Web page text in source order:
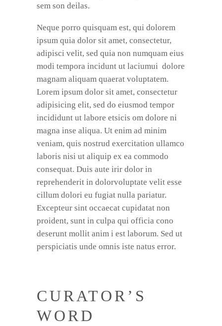
sem son deilas.
Neque porro quisquam est, qui dolorem
ipsum quia dolor sit amet, consectetur,
adipisci velit, sed quia non numquam eius
modi tempora incidunt ut laciumui dolore
magnam aliquam quaerat voluptatem.
Lorem ipsum dolor sit amet, consectetur
adipisicing elit, sed do eiusmod tempor
incididunt ut labore etsicis om dolore ni
magna inse aliqua. Ut enim ad minim
veniam, quis nostrud exercitation ullamco
laboris nisi ut aliquip ex ea commodo
consequat. Duis aute irir dolor in
reprehenderit in dolorvoluptate velit esse
cillum dolori eu fugiat nulla pariatur.
Excepteur sint occaecat cupidatat non
proident, sunt in culpa qui officia cono
deserunt mollit anim i est laborum. Sed ut
perspiciatis unde omnis iste natus error.
CURATOR’S
WORD